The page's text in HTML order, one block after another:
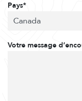
Pays*
Votre message